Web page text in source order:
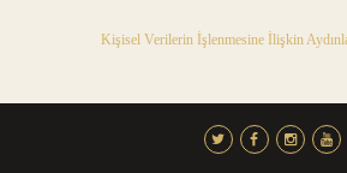
Kişisel Verilerin İşlenmesine İlişkin